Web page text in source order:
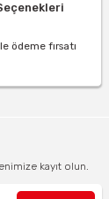
ödeme fırsatı
kayıt olun.